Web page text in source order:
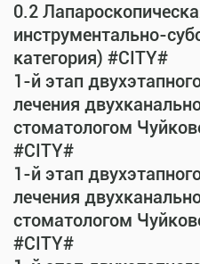
0.2
инструментально-
категория) #CITY#
1-й этап
лечения
стоматологом
#CITY#
1-й этап
лечения
стоматологом
#CITY#